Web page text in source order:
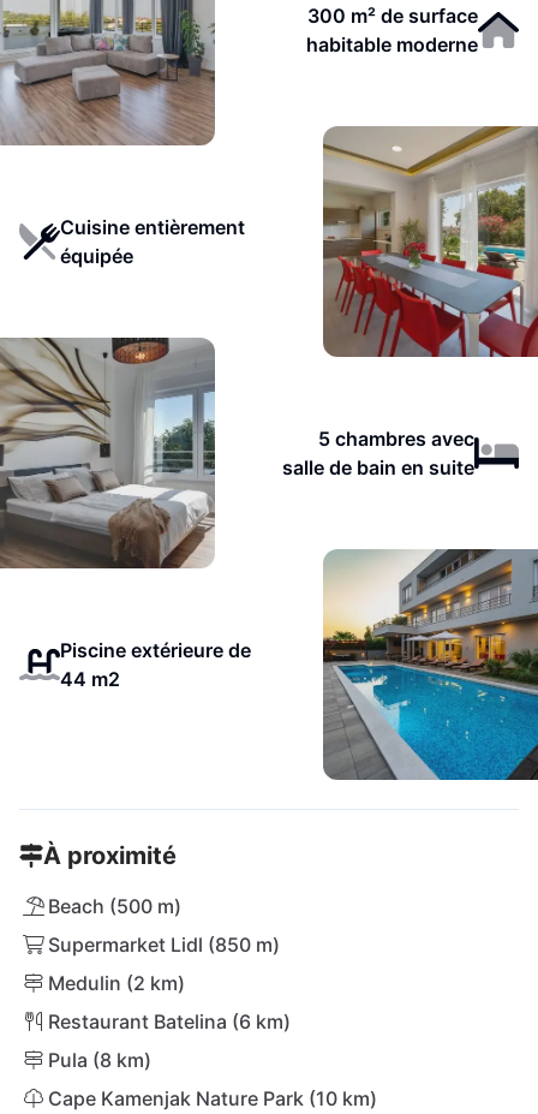
300 m² de surface
habitable moderne
Cuisine entièrement
équipée
5 chambres avec
salle de bain en suite
Piscine extérieure de
44 m2
À proximité
Beach (500 m)
Supermarket Lidl (850 m)
Medulin (2 km)
Restaurant Batelina (6 km)
Pula (8 km)
Cape Kamenjak Nature Park (10 km)